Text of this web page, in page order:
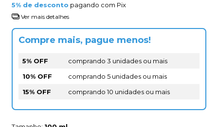
5% de desconto pagando com Pix
Ver mais detalhes
Compre mais, pague menos!
5% OFF
comprando 3 unidades ou mais
10% OFF
comprando 5 unidades ou mais
15% OFF
comprando 10 unidades ou mais